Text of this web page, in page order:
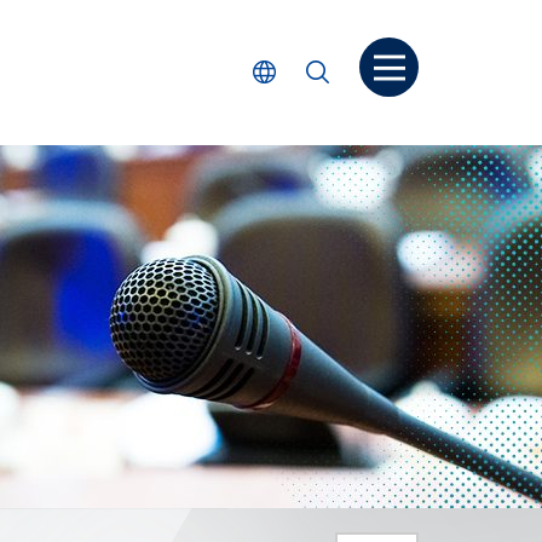
Select Language
Search Open menu